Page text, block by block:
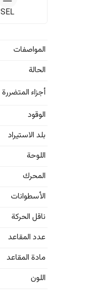
SEL
المواصفات
الحالة
أجزاء المتضررة
الوقود
بلد الاستيراد
اللوحة
المحرك
الأسطوانات
ناقل الحركة
عدد المقاعد
مادة المقاعد
اللون